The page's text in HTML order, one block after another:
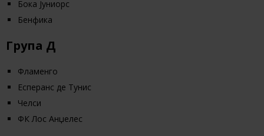
Бока Јуниорс
Бенфика
Група Д
Фламенго
Есперанс де Тунис
Челси
ФК Лос Анџелес